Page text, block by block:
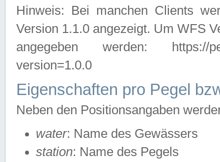
Hinweis: Bei manchen Clients
Version 1.1.0 angezeigt. Um WFS
angegeben werden: https://
version=1.0.0
Eigenschaften pro Pegel
Neben den Positionsangaben
water: Name des Gewässers
station: Name des Pegels